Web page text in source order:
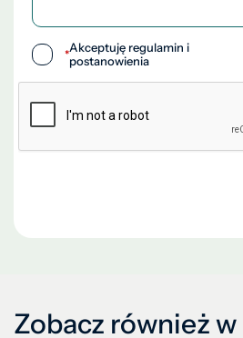
*Akceptuję regulamin i
postanowienia
Zobacz również